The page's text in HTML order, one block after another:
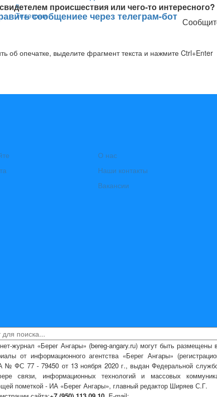
происшествия или чего-то интересного?
об опечатке, выделите фрагмент текста и нажмите Ctrl+Enter
О нас
Наши контакты
Вакансии
журнал «Берег Ангары» (bereg-angary.ru) могут быть размещены
от информационного агентства «Берег Ангары»
ФС 77 - 79450 от 13 ноября 2020 г., выдан Федеральной
связи, информационных технологий и массовых
пометкой - ИА «Берег Ангары», главный редактор Ширяев С.Г.